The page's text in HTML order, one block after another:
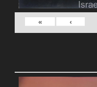
›
»